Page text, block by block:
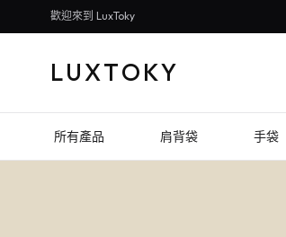
歡迎來到 LuxToky
LUXTOKY
所有產品 肩背袋 手袋